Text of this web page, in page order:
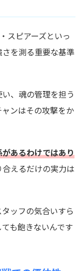
スピアーズといっ
を測る重要な基準
、魂の管理を担う
ンはその攻撃をか
あるわけではあり
えるだけの実力は
ッフの気合いすら
も飽きないんです